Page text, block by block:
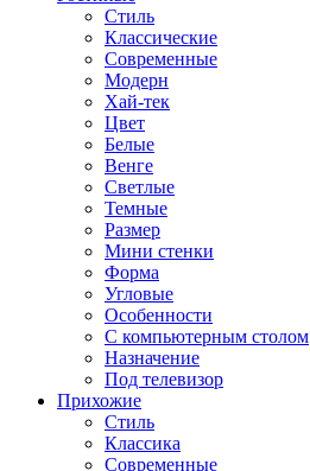
Стиль
Классические
Современные
Модерн
Хай-тек
Цвет
Белые
Венге
Светлые
Темные
Размер
Мини стенки
Форма
Угловые
Особенности
С компьютерным столом
Назначение
Под телевизор
Прихожие
Стиль
Классика
Современные